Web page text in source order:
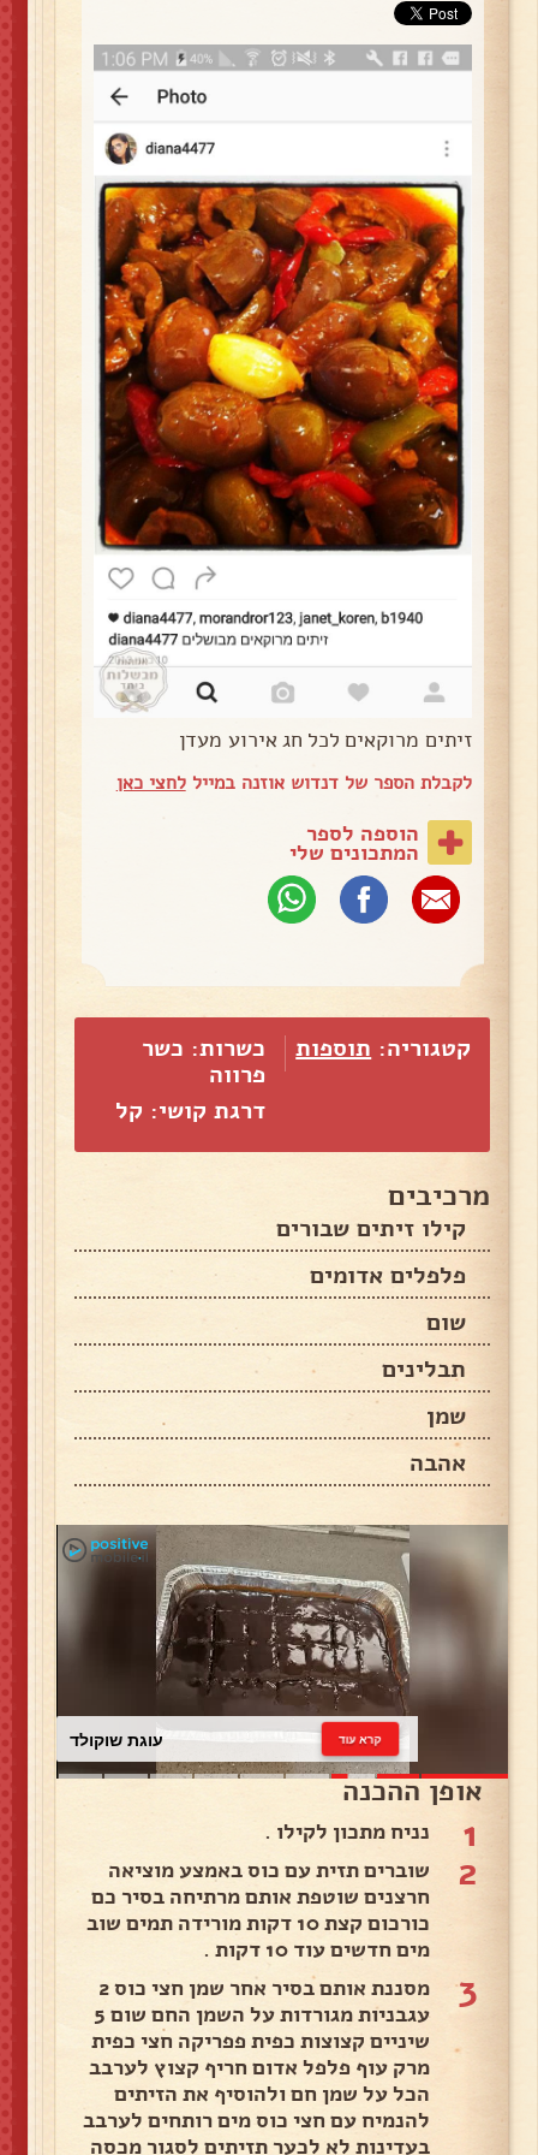
זיתים מרוקאים לכל חג אירוע מעדן
לקבלת הספר של דנדוש אוזנה במייללחצי כאן
הוספה לספר
המתכונים שלי
קטגוריה: תוספות
כשרות: כשר
פרווה
דרגת קושי: קל
מרכיבים
קילו זיתים שבורים
פלפלים אדומים
שום
תבלינים
שמן
אהבה
עוגת שוקולד קרא עוד
אופן ההכנה
1 נניח מתכון לקילו .
2
שוברים תזית עם כוס באמצע מוציאה
חרצנים שוטפת אותם מרתיחה בסיר כם
כורכום קצת 10 דקות מורידה תמים שוב
מים חדשים עוד 10 דקות .
3
מסננת אותם בסיר אחר שמן חצי כוס 2
עגבניות מגורדות על השמן החם שום 5
שיניים קצוצות כפית פפריקה חצי כפית
מרק עוף פלפל אדום חריף קצוץ לערבב
הכל על שמן חם ולהוסיף את הזיתים
להנמיח עם חצי כוס מים רותחים לערבב
בעדינות לא לכער תזיתים לסגור מכסה